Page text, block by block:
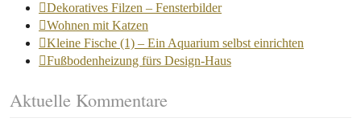
Dekoratives Filzen – Fensterbilder
Wohnen mit Katzen
Kleine Fische (1) – Ein Aquarium selbst einrichten
Fußbodenheizung fürs Design-Haus
Aktuelle Kommentare